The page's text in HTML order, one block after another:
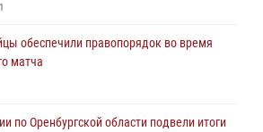
1
обеспечили правопорядок во время
матча
по Оренбургской области подвели итоги